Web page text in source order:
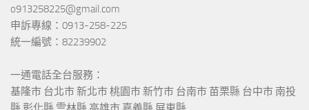
o913258225@gmail.com
申訴專線：0913-258-225
統一編號：82239902
一通電話全台服務：
基隆市 台北市 新北市 桃園市 新竹市 台南市 苗栗縣 台中市 南投